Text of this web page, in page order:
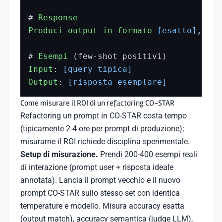
# Response
Produci
output in formato [esatto] ,
# Esempi
Input :
[query tipica]
Output : [risposta esemplare]
Come misurare il ROI di un refactoring CO-STAR
Refactoring un prompt in CO-STAR costa tempo
(tipicamente 2-4 ore per prompt di produzione);
misurarne il ROI richiede disciplina sperimentale.
Setup di misurazione. Prendi 200-400 esempi reali
di interazione (prompt user + risposta ideale
annotata). Lancia il prompt vecchio e il nuovo
prompt CO-STAR sullo stesso set con identica
temperature e modello. Misura accuracy esatta
(output match), accuracy semantica (judge LLM),